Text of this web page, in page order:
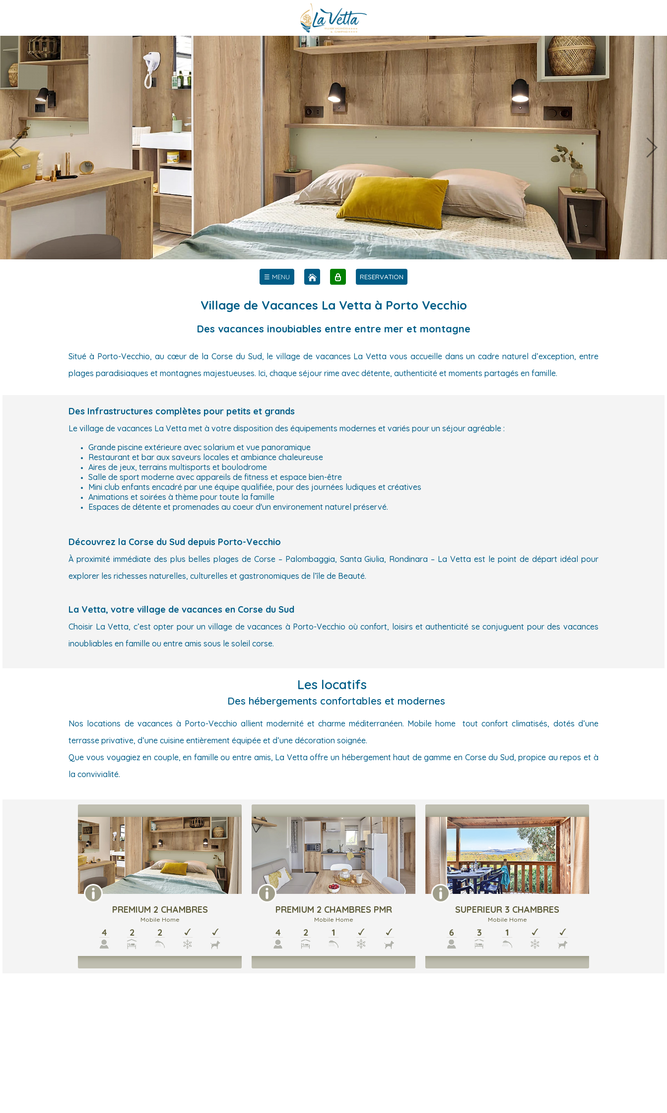
☰ MENU RESERVATION
Village de Vacances La Vetta à Porto Vecchio
Des vacances inoubiables entre entre mer et montagne
Situé à Porto-Vecchio, au cœur de la Corse du Sud, le village de vacances La Vetta vous accueille dans un cadre naturel d’exception, entre
plages paradisiaques et montagnes majestueuses. Ici, chaque séjour rime avec détente, authenticité et moments partagés en famille.
Des Infrastructures complètes pour petits et grands
Le village de vacances La Vetta met à votre disposition des équipements modernes et variés pour un séjour agréable :
Grande piscine extérieure avec solarium et vue panoramique
Restaurant et bar aux saveurs locales et ambiance chaleureuse
Aires de jeux, terrains multisports et boulodrome
Salle de sport moderne avec appareils de fitness et espace bien-être
Mini club enfants encadré par une équipe qualifiée, pour des journées ludiques et créatives
Animations et soirées à thème pour toute la famille
Espaces de détente et promenades au coeur d'un environement naturel préservé.
Découvrez la Corse du Sud depuis Porto-Vecchio
À proximité immédiate des plus belles plages de Corse – Palombaggia, Santa Giulia, Rondinara – La Vetta est le point de départ idéal pour
explorer les richesses naturelles, culturelles et gastronomiques de l’île de Beauté.
La Vetta, votre village de vacances en Corse du Sud
Choisir La Vetta, c’est opter pour un village de vacances à Porto-Vecchio où confort, loisirs et authenticité se conjuguent pour des vacances
inoubliables en famille ou entre amis sous le soleil corse.
Les locatifs
Des hébergements confortables et modernes
Nos locations de vacances à Porto-Vecchio allient modernité et charme méditerranéen. Mobile home tout confort climatisés, dotés d’une
terrasse privative, d’une cuisine entièrement équipée et d’une décoration soignée.
Que vous voyagiez en couple, en famille ou entre amis, La Vetta offre un hébergement haut de gamme en Corse du Sud, propice au repos et à
la convivialité.
PREMIUM 2 CHAMBRES
Mobile Home
PREMIUM 2 CHAMBRES PMR
Mobile Home
SUPERIEUR 3 CHAMBRES
Mobile Home